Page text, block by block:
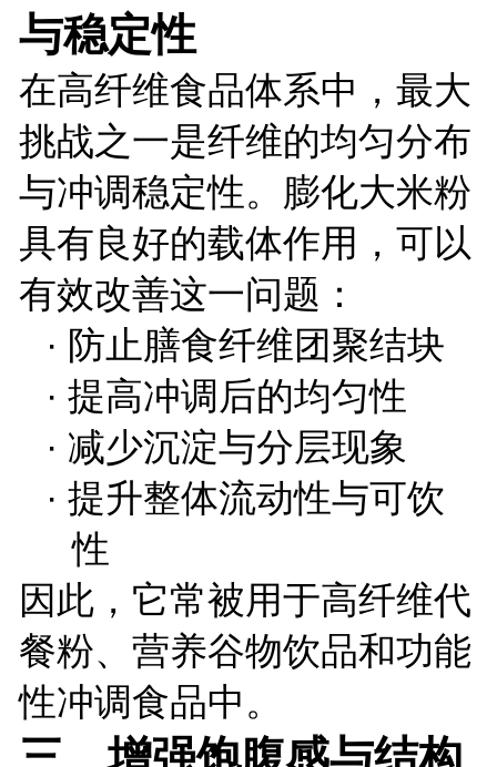
与稳定性
在高纤维食品体系中，最大
挑战之一是纤维的均匀分布
与冲调稳定性。膨化大米粉
具有良好的载体作用，可以
有效改善这一问题：
· 防止膳食纤维团聚结块
· 提高冲调后的均匀性
· 减少沉淀与分层现象
· 提升整体流动性与可饮
性
因此，它常被用于高纤维代
餐粉、营养谷物饮品和功能
性冲调食品中。
三、增强饱腹感与结构